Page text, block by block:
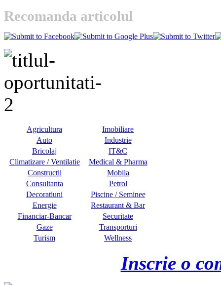
Recomanda articolul
Agricultura
Imobiliare
Auto
Industrie
Bricolaj
IT&C
Climatizare / Ventilatie
Medical & Pharma
Constructii
Mobila
Consultanta
Petrol
Decoratiuni
Piscine / Seminee
Energie
Restaurant & Bar
Financiar-Bancar
Securitate
Gaze
Transporturi
Turism
Wellness
Inscrie o